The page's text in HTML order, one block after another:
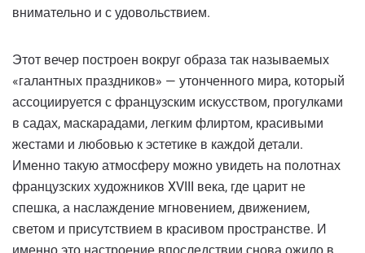
внимательно и с удовольствием.
Этот вечер построен вокруг образа так называемых
«галантных праздников» — утонченного мира, который
ассоциируется с французским искусством, прогулками
в садах, маскарадами, легким флиртом, красивыми
жестами и любовью к эстетике в каждой детали.
Именно такую ​​атмосферу можно увидеть на полотнах
французских художников XVIII века, где царит не
спешка, а наслаждение мгновением, движением,
светом и присутствием в красивом пространстве. И
именно это настроение впоследствии снова ожило в